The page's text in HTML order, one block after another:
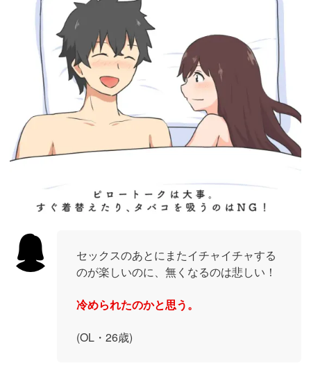
セックスのあとにまたイチャイチャする
のが楽しいのに、無くなるのは悲しい！
冷められたのかと思う。
(OL・26歳)